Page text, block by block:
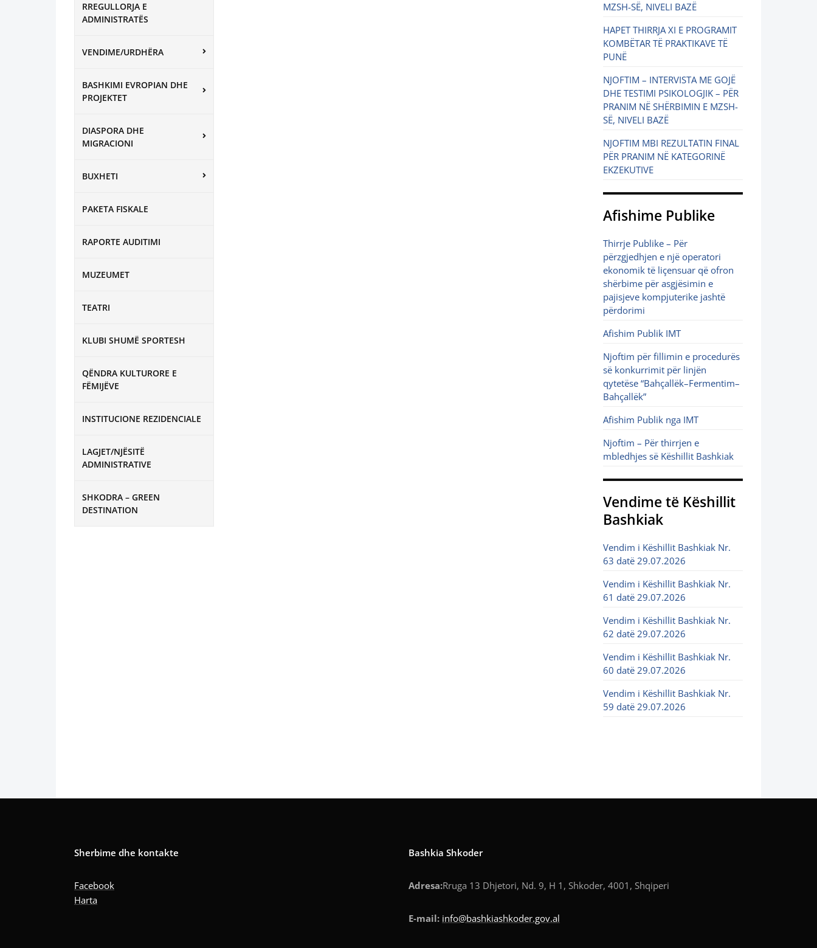
RREGULLORJA E
ADMINISTRATËS
VENDIME/URDHËRA
BASHKIMI EVROPIAN DHE
PROJEKTET
DIASPORA DHE
MIGRACIONI
BUXHETI
PAKETA FISKALE
RAPORTE AUDITIMI
MUZEUMET
TEATRI
KLUBI SHUMË SPORTESH
QËNDRA KULTURORE E
FËMIJËVE
INSTITUCIONE REZIDENCIALE
LAGJET/NJËSITË
ADMINISTRATIVE
SHKODRA – GREEN
DESTINATION
MZSH-SË, NIVELI BAZË
HAPET THIRRJA XI E PROGRAMIT
KOMBËTAR TË PRAKTIKAVE TË
PUNË
NJOFTIM – INTERVISTA ME GOJË
DHE TESTIMI PSIKOLOGJIK – PËR
PRANIM NË SHËRBIMIN E MZSH-
SË, NIVELI BAZË
NJOFTIM MBI REZULTATIN FINAL
PËR PRANIM NË KATEGORINË
EKZEKUTIVE
Afishime Publike
Thirrje Publike – Për
përzgjedhjen e një operatori
ekonomik të liçensuar që ofron
shërbime për asgjësimin e
pajisjeve kompjuterike jashtë
përdorimi
Afishim Publik IMT
Njoftim për fillimin e procedurës
së konkurrimit për linjën
qytetëse “Bahçallëk–Fermentim–
Bahçallëk”
Afishim Publik nga IMT
Njoftim – Për thirrjen e
mbledhjes së Këshillit Bashkiak
Vendime të Këshillit
Bashkiak
Vendim i Këshillit Bashkiak Nr.
63 datë 29.07.2026
Vendim i Këshillit Bashkiak Nr.
61 datë 29.07.2026
Vendim i Këshillit Bashkiak Nr.
62 datë 29.07.2026
Vendim i Këshillit Bashkiak Nr.
60 datë 29.07.2026
Vendim i Këshillit Bashkiak Nr.
59 datë 29.07.2026
Sherbime dhe kontakte
Facebook
Harta
Bashkia Shkoder
Adresa:Rruga 13 Dhjetori, Nd. 9, H 1, Shkoder, 4001, Shqiperi
E-mail: info@bashkiashkoder.gov.al